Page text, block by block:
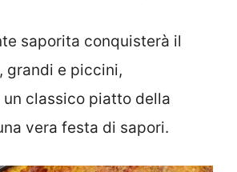
saporita conquisterà il
grandi e piccini,
classico piatto della
vera festa di sapori.